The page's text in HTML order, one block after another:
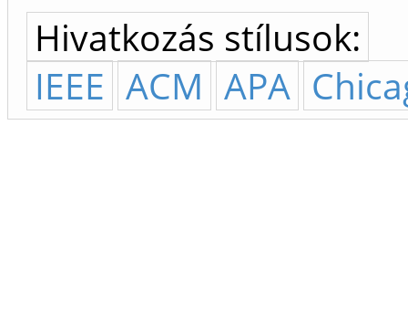
Hivatkozás stílusok:
IEEE ACM APA